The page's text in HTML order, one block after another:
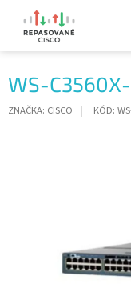
obsah
WS-
ZNAČKA: CISCO KÓD: